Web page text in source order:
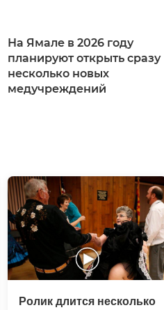
На Ямале в 2026 году
планируют открыть сразу
несколько новых
медучреждений
Ролик длится несколько